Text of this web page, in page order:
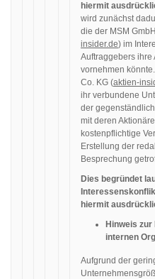
hiermit
wird zunächst
die der MSM
insider.de) im
Auftraggebers ihre
vornehmen
Co. KG (aktien-
ihr verbundene
der
mit deren
kostenpflichtige
Erstellung der
Besprechung
Dies begründet
hiermit
Hinweis zur
internen
Aufgrund der